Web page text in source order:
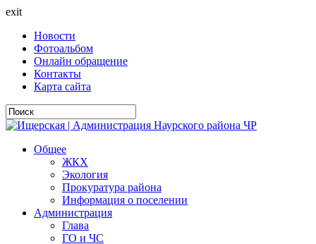
exit
Новости
Фотоальбом
Онлайн обращение
Контакты
Карта сайта
Общее
ЖКХ
Экология
Прокуратура района
Информация о поселении
Администрация
Глава
ГО и ЧС